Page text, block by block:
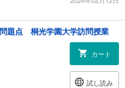
題点 桐光学園大学訪問授業
カート
試し読み